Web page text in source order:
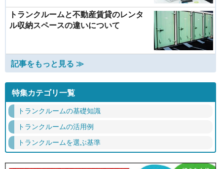
トランクルームと不動産賃貸のレンタ
ル収納スペースの違いについて
記事をもっと見る ≫
特集カテゴリ一覧
トランクルームの基礎知識
トランクルームの活用例
トランクルームを選ぶ基準